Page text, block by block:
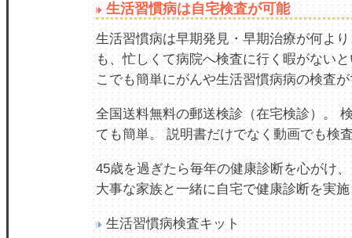
生活習慣病は自宅検査が可能
生活習慣病は早期発見・早期治療が何よ
も、忙しくて病院へ検査に行く暇がない
こでも簡単にがんや生活習慣病病の検査
全国送料無料の郵送検診（在宅検診）。
ても簡単。 説明書だけでなく動画でも検
45歳を過ぎたら毎年の健康診断を心がけ、
大事な家族と一緒に自宅で健康診断を実
生活習慣病検査キット